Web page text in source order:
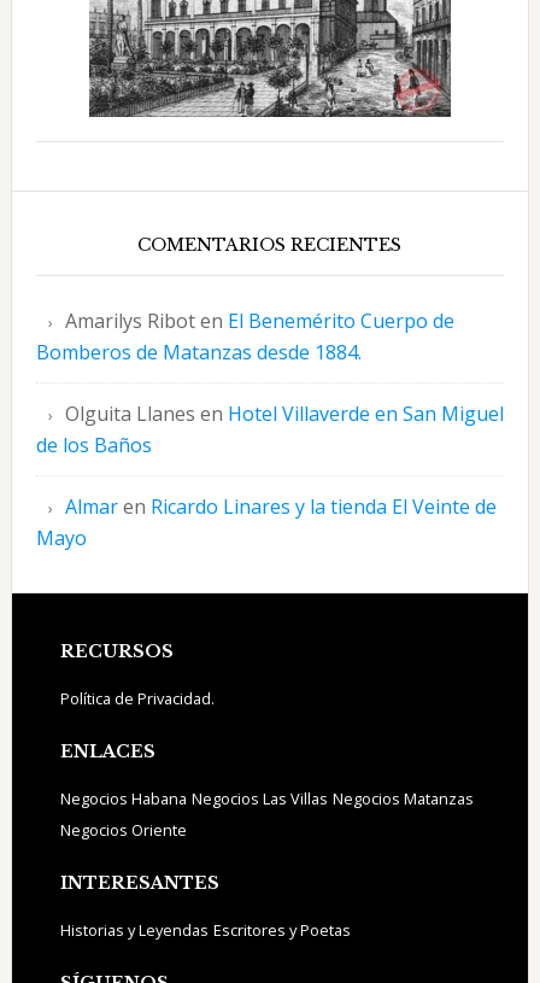
COMENTARIOS RECIENTES
Amarilys Riboten El Benemérito Cuerpo de
Bomberos de Matanzas desde 1884.
Olguita Llanes en Hotel Villaverde en San Miguel
de los Baños
Almaren Ricardo Linares y la tienda El Veinte de
Mayo
Footer
RECURSOS
Política de Privacidad.
ENLACES
Negocios Habana Negocios Las Villas Negocios Matanzas
Negocios Oriente
INTERESANTES
Historias y Leyendas Escritores y Poetas